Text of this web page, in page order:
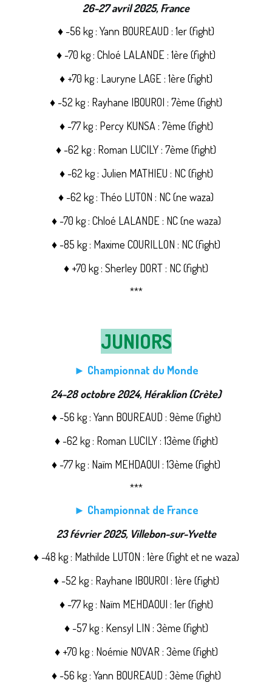
26-27 avril 2025, France
♦ -56 kg : Yann BOUREAUD : 1er (fight)
♦ -70 kg : Chloé LALANDE : 1ère (fight)
♦ +70 kg : Lauryne LAGE : 1ère (fight)
♦ -52 kg : Rayhane IBOUROI : 7ème (fight)
♦ -77 kg : Percy KUNSA : 7ème (fight)
♦ -62 kg : Roman LUCILY : 7ème (fight)
♦ -62 kg : Julien MATHIEU : NC (fight)
♦ -62 kg : Théo LUTON : NC (ne waza)
♦ -70 kg : Chloé LALANDE : NC (ne waza)
♦ -85 kg : Maxime COURILLON : NC (fight)
♦ +70 kg : Sherley DORT : NC (fight)
***
JUNIORS
► Championnat du Monde
24-28 octobre 2024, Héraklion (Crète)
♦ -56 kg : Yann BOUREAUD : 9ème (fight)
♦ -62 kg : Roman LUCILY : 13ème (fight)
♦ -77 kg : Naïm MEHDAOUI : 13ème (fight)
***
► Championnat de France
23 février 2025, Villebon-sur-Yvette
♦ -48 kg : Mathilde LUTON : 1ère (fight et ne waza)
♦ -52 kg : Rayhane IBOUROI : 1ère (fight)
♦ -77 kg : Naïm MEHDAOUI : 1er (fight)
♦ -57 kg : Kensyl LIN : 3ème (fight)
♦ +70 kg : Noémie NOVAR : 3ème (fight)
♦ -56 kg : Yann BOUREAUD : 3ème (fight)